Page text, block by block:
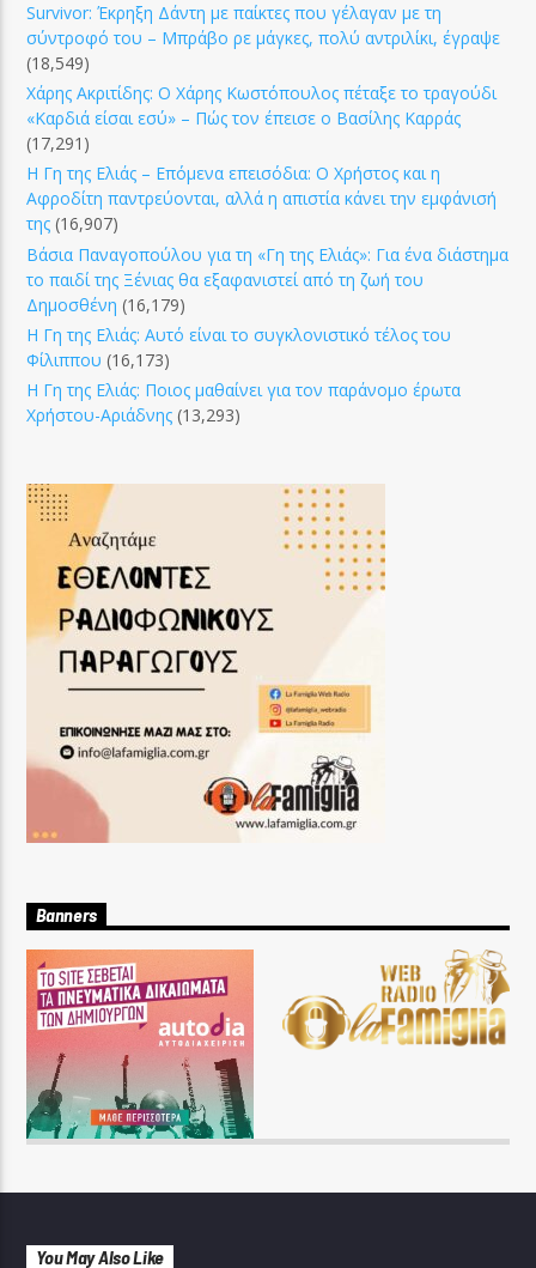
Survivor: Έκρηξη Δάντη με παίκτες που γέλαγαν με τη
σύντροφό του – Μπράβο ρε μάγκες, πολύ αντριλίκι, έγραψε
(18,549)
Χάρης Ακριτίδης: Ο Χάρης Κωστόπουλος πέταξε το τραγούδι
«Καρδιά είσαι εσύ» – Πώς τον έπεισε ο Βασίλης Καρράς
(17,291)
Η Γη της Ελιάς – Επόμενα επεισόδια: Ο Χρήστος και η
Αφροδίτη παντρεύονται, αλλά η απιστία κάνει την εμφάνισή
της (16,907)
Βάσια Παναγοπούλου για τη «Γη της Ελιάς»: Για ένα διάστημα
το παιδί της Ξένιας θα εξαφανιστεί από τη ζωή του
Δημοσθένη (16,179)
Η Γη της Ελιάς: Αυτό είναι το συγκλονιστικό τέλος του
Φίλιππου (16,173)
Η Γη της Ελιάς: Ποιος μαθαίνει για τον παράνομο έρωτα
Χρήστου-Αριάδνης (13,293)
Banners
You May Also Like